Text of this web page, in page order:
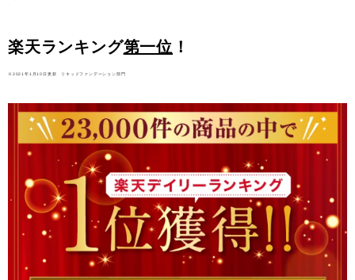
楽天ランキング第一位 ！
※2021年1月10日更新 リキッドファンデーション部門